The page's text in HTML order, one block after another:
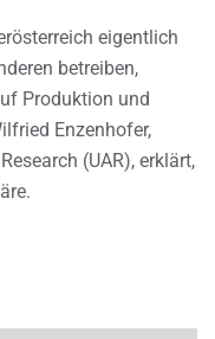
eigentlich
betreiben,
Produktion und
Enzenhofer,
(UAR), erklärt,